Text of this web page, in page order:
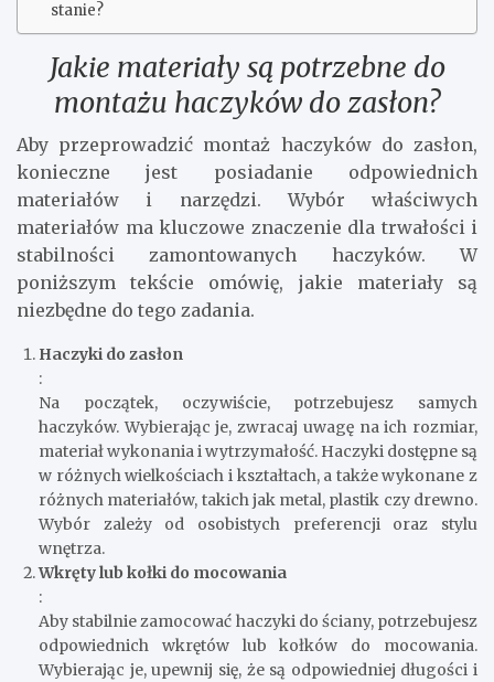
stanie?
Jakie materiały są potrzebne do
montażu haczyków do zasłon?
Aby przeprowadzić montaż haczyków do zasłon,
konieczne jest posiadanie odpowiednich
materiałów i narzędzi. Wybór właściwych
materiałów ma kluczowe znaczenie dla trwałości i
stabilności zamontowanych haczyków. W
poniższym tekście omówię, jakie materiały są
niezbędne do tego zadania.
Haczyki do zasłon
:
Na początek, oczywiście, potrzebujesz samych
haczyków. Wybierając je, zwracaj uwagę na ich rozmiar,
materiał wykonania i wytrzymałość. Haczyki dostępne są
w różnych wielkościach i kształtach, a także wykonane z
różnych materiałów, takich jak metal, plastik czy drewno.
Wybór zależy od osobistych preferencji oraz stylu
wnętrza.
Wkręty lub kołki do mocowania
:
Aby stabilnie zamocować haczyki do ściany, potrzebujesz
odpowiednich wkrętów lub kołków do mocowania.
Wybierając je, upewnij się, że są odpowiedniej długości i